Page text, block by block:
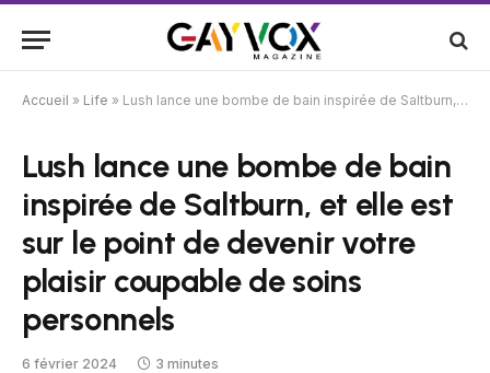
Accueil » Life » Lush lance une bombe de bain inspirée de Saltburn, et elle est sur le point de devenir votre plaisir coupable de soins personnels
Lush lance une bombe de bain
inspirée de Saltburn, et elle est
sur le point de devenir votre
plaisir coupable de soins
personnels
6 février 2024 3 minutes